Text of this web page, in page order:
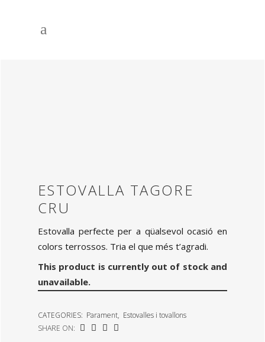
ESTOVALLA TAGORE
CRU
Estovalla perfecte per a qüalsevol ocasió en
colors terrossos. Tria el que més t’agradi.
This product is currently out of stock and
unavailable.
CATEGORIES: Parament, Estovalles i tovallons
SHARE ON: